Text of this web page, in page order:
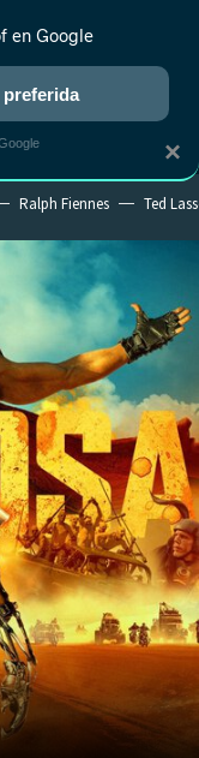
NUEVO
RANKINGS CINE
Ralph Fiennes Ted
×
en Google